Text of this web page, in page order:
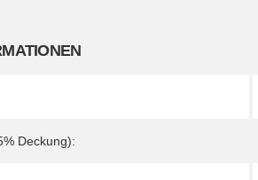
Deckung):